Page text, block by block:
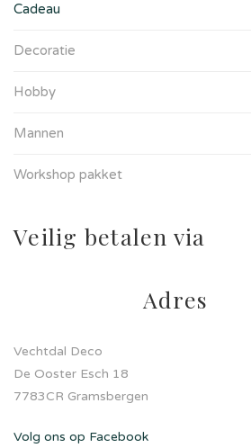
Cadeau
Decoratie
Hobby
Mannen
Workshop pakket
Veilig betalen via
Adres
Vechtdal Deco
De Ooster Esch 18
7783CR Gramsbergen
Volg ons op Facebook